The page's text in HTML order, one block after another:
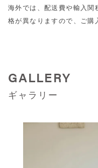
海外では、配送費や輸入関
格が異なりますので、ご購
GALLERY
ギャラリー